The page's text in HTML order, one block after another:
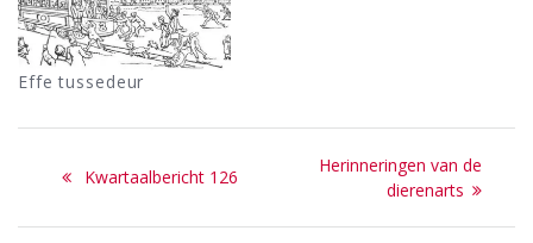
Effe tussedeur
Previous
Kwartaalbericht 126
Next
Herinneringen van de
dierenarts